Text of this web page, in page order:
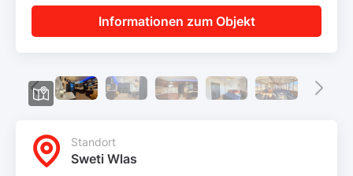
Informationen zum Objekt
Standort
Sweti Wlas